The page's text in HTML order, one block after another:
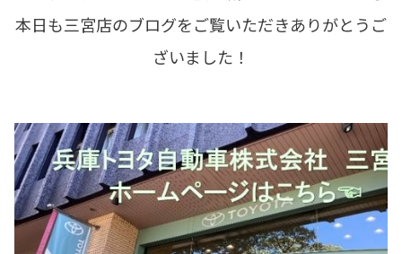
本日も三宮店のブログをご覧いただきありがとうご
ざいました！